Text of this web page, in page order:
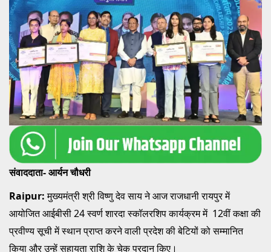
संवाददाता- आर्यन चौधरी
Raipur:मुख्यमंत्री श्री विष्णु देव साय ने आज राजधानी रायपुर में
आयोजित आईबीसी 24 स्वर्ण शारदा स्कॉलरशिप कार्यक्रम में 12वीं कक्षा की
प्रवीण्य सूची में स्थान प्राप्त करने वाली प्रदेश की बेटियों को सम्मानित
किया और उन्हें सहायता राशि के चेक प्रदान किए।